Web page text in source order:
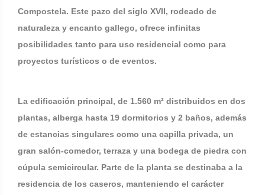
Compostela. Este pazo del siglo XVII, rodeado de
naturaleza y encanto gallego, ofrece infinitas
posibilidades tanto para uso residencial como para
proyectos turísticos o de eventos.
La edificación principal, de 1.560 m² distribuidos en dos
plantas, alberga hasta 19 dormitorios y 2 baños, además
de estancias singulares como una capilla privada, un
gran salón-comedor, terraza y una bodega de piedra con
cúpula semicircular. Parte de la planta se destinaba a la
residencia de los caseros, manteniendo el carácter